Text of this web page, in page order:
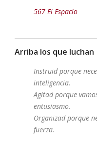
567 El Espacio
Arriba los que luchan
Instruid porque
inteligencia.
Agitad porque
entusiasmo.
Organizad porque
fuerza.